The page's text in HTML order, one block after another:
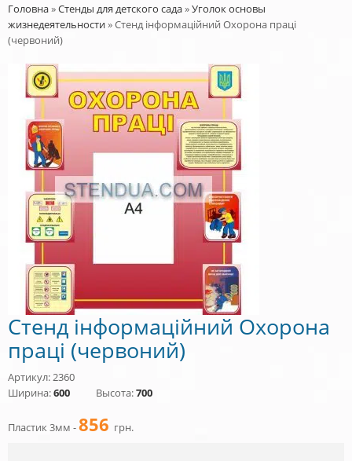
Головна»Стенды для детского сада»Уголок основы
жизнедеятельности»Стенд інформаційний Охорона праці
(червоний)
Стенд інформаційний Охорона
праці (червоний)
Артикул: 2360
Ширина:600 Высота:700
Пластик 3мм -856 грн.